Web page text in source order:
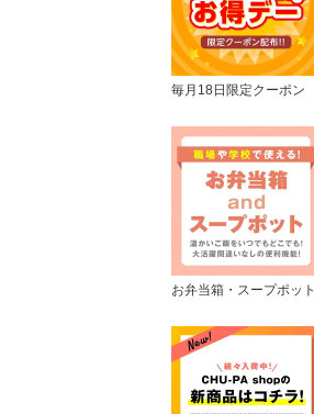
毎月18日限定クーポン
お弁当箱・スープポット